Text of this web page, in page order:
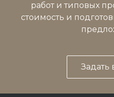
работ и типовых
стоимость и
Задать